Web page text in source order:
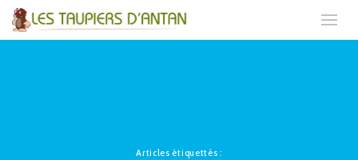
Articles étiquettés :